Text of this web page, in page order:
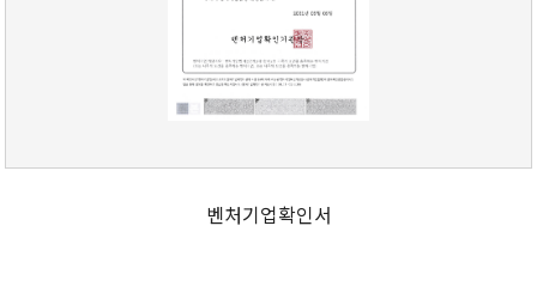
벤처기업확인서